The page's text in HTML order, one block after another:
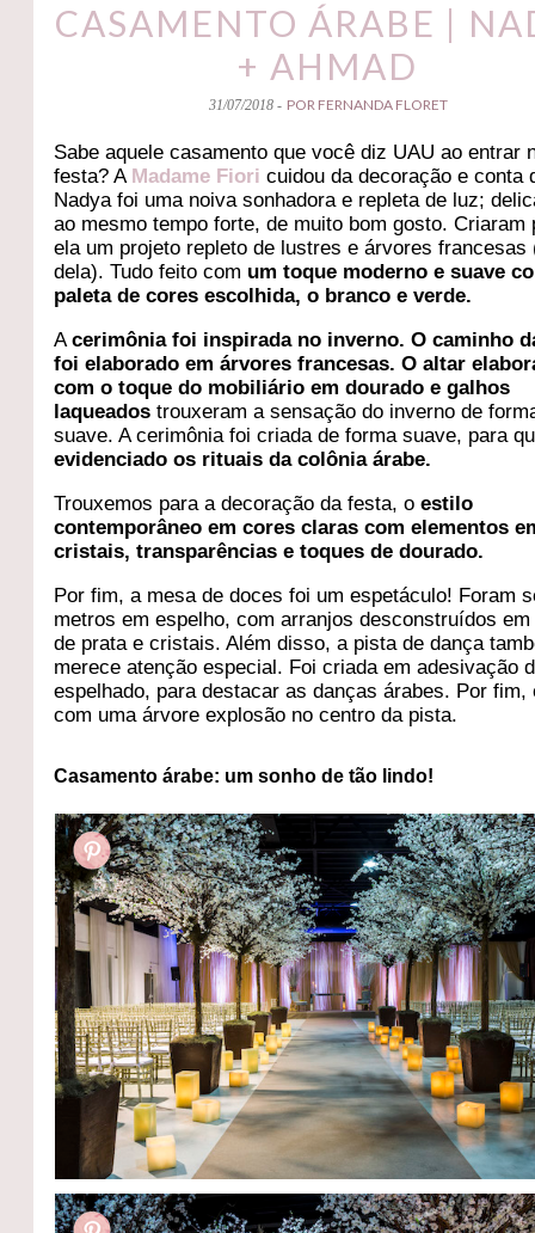
CASAMENTO ÁRABE |
+ AHMAD
31/07/2018 - POR FERNANDA FLORET
Sabe aquele casamento que você diz UAU ao entrar
festa? A Madame Fiori cuidou da decoração e conta
Nadya foi uma noiva sonhadora e repleta de luz;
ao mesmo tempo forte, de muito bom gosto. Criaram
ela um projeto repleto de lustres e árvores francesas
dela). Tudo feito com um toque moderno e suave
paleta de cores escolhida, o branco e verde.
Acerimônia foi inspirada no inverno. O caminho
foi elaborado em árvores francesas. O altar
com o toque do mobiliário em dourado e galhos
laqueados trouxeram a sensação do inverno de
suave. A cerimônia foi criada de forma suave, para
evidenciado os rituais da colônia árabe.
Trouxemos para a decoração da festa, oestilo
contemporâneo em cores claras com elementos
cristais, transparências e toques de dourado.
Por fim, a mesa de doces foi um espetáculo! Foram
metros em espelho, com arranjos desconstruídos
de prata e cristais. Além disso, a pista de dança
merece atenção especial. Foi criada em adesivação
espelhado, para destacar as danças árabes. Por fim,
com uma árvore explosão no centro da pista.
Casamento árabe: um sonho de tão lindo!